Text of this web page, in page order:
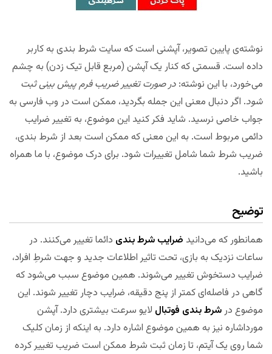
نوشته‌ی پایین تصویر، آپشنی است که سایت شرط بندی به کاربر
داده است. قسمتی که کنار یک آپشن (مربع قابل تیک زدن) به چشم
می‌خورد، با این نوشته: در صورت تغییر ضریب فرم پیش بینی ثبت
شود. اگر دنبال معنی این جمله بگردید، ممکن است در وب فارسی به
جواب خاصی نرسید. شاید فکر کنید این موضوع، به تغییر ضرایب
دائمی مربوط است. به این معنی که ممکن است بعد از شرط بندی،
ضریب شرط شما شامل تغییرات شود. برای درک موضوع، با ما همراه
باشید.
توضیح
همانطور که می‌دانید ضرایب شرط بندی دائما تغییر می‌کنند. در
ساعات نزدیک به بازی، تحت تاثیر اطلاعات جدید و جهت شرطِ افراد،
ضرایب دستخوش تغییر می‌شوند. همین موضوع سبب می‌شود که
گاهی در فاصله‌ای کمتر از پنج دقیقه، ضرایب دچار تغییر شوند. این
موضوع در شرط بندی فوتبال لایو سرعت بیشتری دارد. آپشن
مورداشاره نیز به همین موضوع اشاره دارد. به اینکه از زمان کلیک
شما روی یک آیتم، تا زمان ثبت شرط ممکن است ضریب تغییر کرده